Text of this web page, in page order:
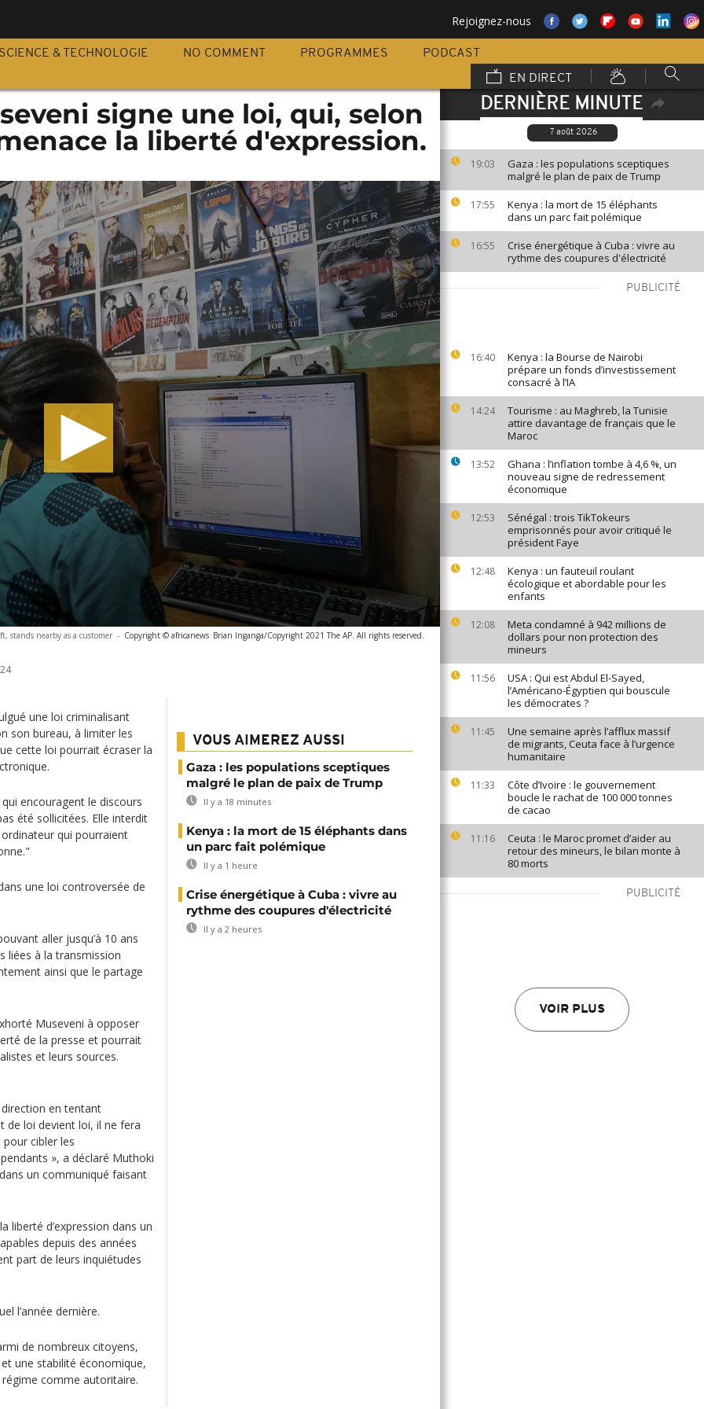
Rejoignez-nous
SCIENCE & TECHNOLOGIE NO COMMENT PROGRAMMES
PODCAST
EN DIRECT
DERNIÈRE MINUTE
7 août 2026
19:03
Gaza : les populations sceptiques
malgré le plan de paix de Trump
17:55
Kenya : la mort de 15 éléphants
dans un parc fait polémique
16:55
Crise énergétique à Cuba : vivre au
rythme des coupures d'électricité
PUBLICITÉ
16:40
Kenya : la Bourse de Nairobi
prépare un fonds d’investissement
consacré à l’IA
14:24
Tourisme : au Maghreb, la Tunisie
attire davantage de français que le
Maroc
13:52
Ghana : l’inflation tombe à 4,6 %, un
nouveau signe de redressement
économique
12:53
Sénégal : trois TikTokeurs
emprisonnés pour avoir critiqué le
président Faye
12:48
Kenya : un fauteuil roulant
écologique et abordable pour les
enfants
12:08
Meta condamné à 942 millions de
dollars pour non protection des
mineurs
11:56
USA : Qui est Abdul El-Sayed,
l’Américano-Égyptien qui bouscule
les démocrates ?
11:45
Une semaine après l’afflux massif
de migrants, Ceuta face à l’urgence
humanitaire
11:33
Côte d’Ivoire : le gouvernement
boucle le rachat de 100 000 tonnes
de cacao
11:16
Ceuta : le Maroc promet d’aider au
retour des mineurs, le bilan monte à
80 morts
PUBLICITÉ
VOIR PLUS
signe une loi, qui, selon
la liberté d'expression.
stands nearby as a customer - Copyright © africanews Brian Inganga/Copyright 2021 The AP. All rights reserved.
une loi criminalisant
son bureau, à limiter les
cette loi pourrait écraser la
encouragent le discours
été sollicitées. Elle interdit
qui pourraient
une loi controversée de
aller jusqu’à 10 ans
liées à la transmission
ainsi que le partage
Museveni à opposer
de la presse et pourrait
et leurs sources.
en tentant
de loi devient loi, il ne fera
cibler les
», a déclaré Muthoki
un communiqué faisant
liberté d’expression dans un
depuis des années
part de leurs inquiétudes
l’année dernière.
de nombreux citoyens,
une stabilité économique,
comme autoritaire.
VOUS AIMEREZ AUSSI
Gaza : les populations sceptiques
malgré le plan de paix de Trump
Il y a 18 minutes
Kenya : la mort de 15 éléphants dans
un parc fait polémique
Il y a 1 heure
Crise énergétique à Cuba : vivre au
rythme des coupures d'électricité
Il y a 2 heures